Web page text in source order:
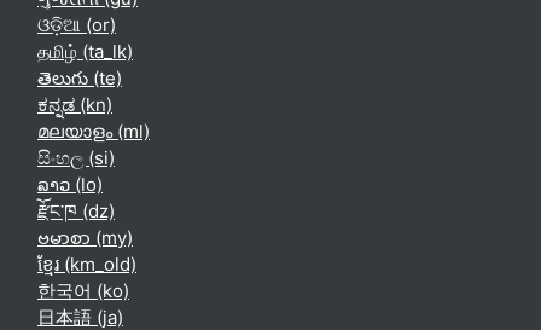
ଓଡ଼ିଆ ‎(or)‎
தமிழ் ‎(ta_lk)‎
తెలుగు ‎(te)‎
ಕನ್ನಡ ‎(kn)‎
മലയാളം ‎(ml)‎
සිංහල ‎(si)‎
ລາວ ‎(lo)‎
རྫོང་ཁ ‎(dz)‎
ဗမာစာ ‎(my)‎
ខ្មែរ ‎(km_old)‎
한국어 ‎(ko)‎
日本語 ‎(ja)‎